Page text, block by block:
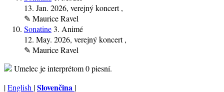
13. Jan. 2026, verejný koncert ,
✎ Maurice Ravel
Sonatine3. Animé
12. May. 2026, verejný koncert ,
✎ Maurice Ravel
Umelec je interprétom0 piesní.
|English |Slovenčina |